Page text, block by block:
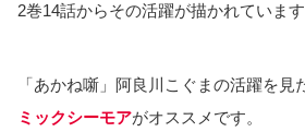
2巻14話からその活躍が描かれています
「あかね噺」阿良川こぐまの活躍を見
ミックシーモアがオススメです。